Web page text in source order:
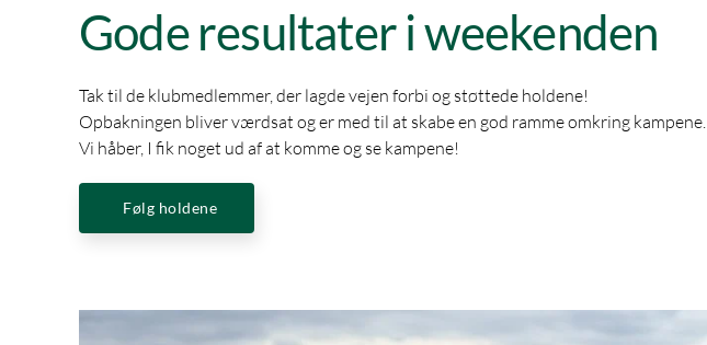
Gode resultater i weekenden
Tak til de klubmedlemmer, der lagde vejen forbi og støttede holdene!
Opbakningen bliver værdsat og er med til at skabe en god ramme omkring kampene.
Vi håber, I fik noget ud af at komme og se kampene!
Følg holdene